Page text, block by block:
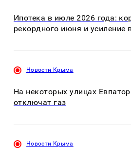
Ипотека в июле 2026 года:
рекордного июня и усиление
Новости Крыма
На некоторых улицах
отключат газ
Новости Крыма